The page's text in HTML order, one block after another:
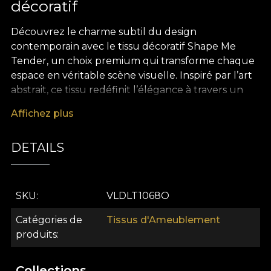
décoratif
Découvrez le charme subtil du design
contemporain avec le tissu décoratif Shape Me
Tender, un choix premium qui transforme chaque
espace en véritable scène visuelle. Inspiré par l’art
abstrait, ce tissu redéfinit l’élégance à travers un
rencontrent et se croisent dans une danse
une invitation à explorer les nuances et les
contours délicats, créant une atmosphère
tout type de décor intérieur.
La polyvalence de ce tissu décoratif premium en
fait un allié idéal aussi bien pour des projets
ambitieux d’aménagement intérieur que pour des
Affichez plus
DETAILS
SKU VLDLT1068O
Catégories de
produits
Tissus d'Ameublement